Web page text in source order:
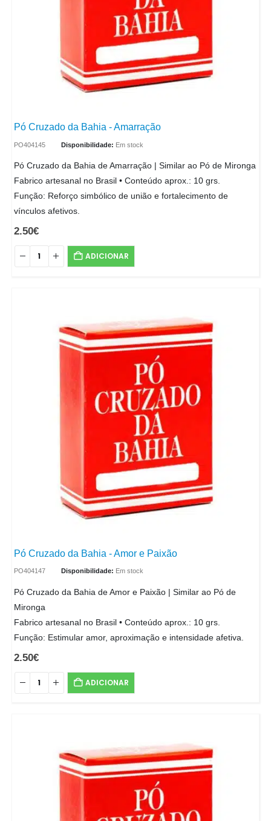
Pó Cruzado da Bahia - Amarração
PO404145 Disponibilidade: Em stock
Pó Cruzado da Bahia de Amarração | Similar ao Pó de Mironga
Fabrico artesanal no Brasil • Conteúdo aprox.: 10 grs.
Função: Reforço simbólico de união e fortalecimento de
vínculos afetivos.
2.50€
ADICIONAR
Pó Cruzado da Bahia - Amor e Paixão
PO404147 Disponibilidade: Em stock
Pó Cruzado da Bahia de Amor e Paixão | Similar ao Pó de
Mironga
Fabrico artesanal no Brasil • Conteúdo aprox.: 10 grs.
Função: Estimular amor, aproximação e intensidade afetiva.
2.50€
ADICIONAR